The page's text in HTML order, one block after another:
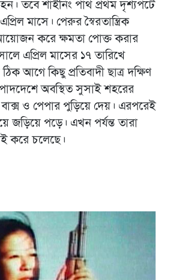
তবে শাইনিং পাথ প্রথম দৃশ্যপটে
মাসে। পেরুর স্বৈরতান্ত্রিক
করে ক্ষমতা পোক্ত করার
এপ্রিল মাসের ১৭ তারিখে
ঠিক আগে কিছু প্রতিবাদী ছাত্র দক্ষিণ
অবস্থিত সুসাই শহরের
ও পেপার পুড়িয়ে দেয়। এরপরেই
জড়িয়ে পড়ে। এখন পর্যন্ত তারা
করে চলেছে।